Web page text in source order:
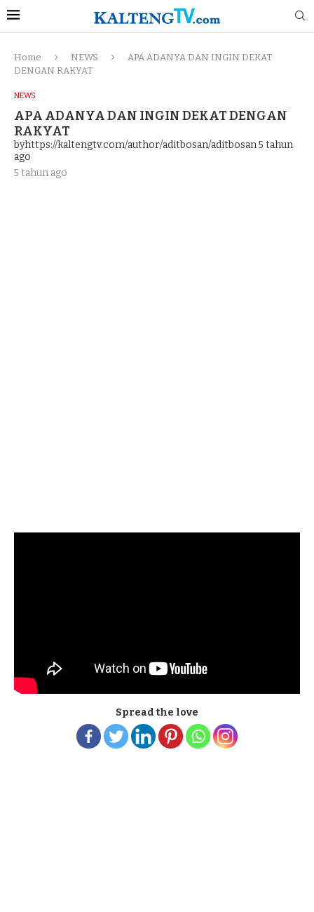
Home NEWS
APA ADANYA DAN INGIN DEKAT
DENGAN RAKYAT
NEWS
APA ADANYA DAN INGIN DEKAT DENGAN
RAKYAT
byhttps://kaltengtv.com/author/aditbosan/aditbosan5 tahun
ago
5 tahun ago
Spread the love